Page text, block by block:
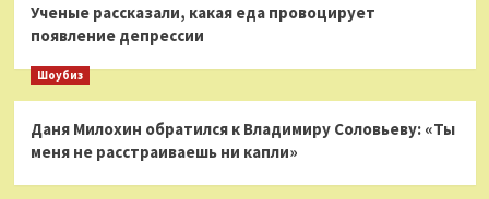
Ученые рассказали, какая еда провоцирует
появление депрессии
Шоубиз
Даня Милохин обратился к Владимиру Соловьеву: «Ты
меня не расстраиваешь ни капли»